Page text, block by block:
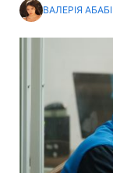
ВАЛЕРІЯ